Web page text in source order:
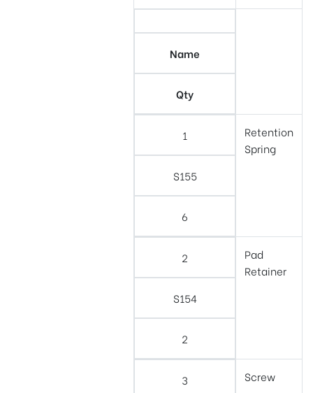
Name
Qty
1
S155
6
Retention
Spring
2
S154
2
Pad
Retainer
3 Screw